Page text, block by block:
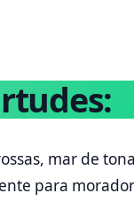
mar de
para